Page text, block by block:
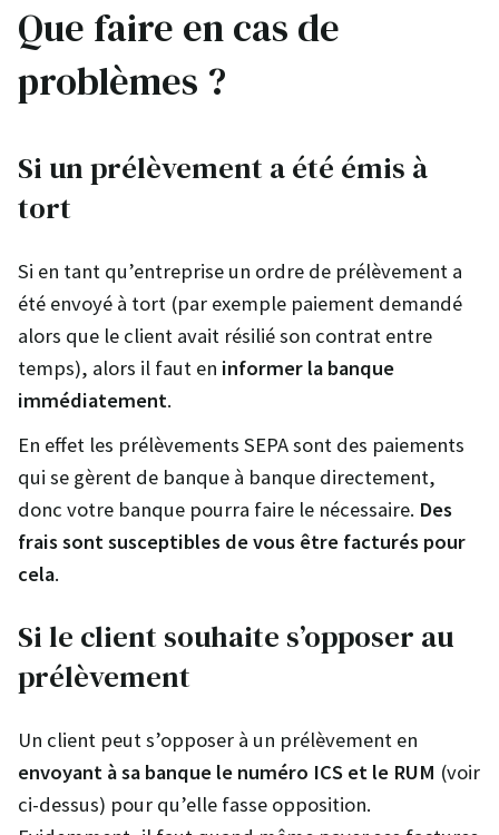
Que faire en cas de
problèmes ?
Si un prélèvement a été émis à
tort
Si en tant qu’entreprise un ordre de prélèvement a
été envoyé à tort (par exemple paiement demandé
alors que le client avait résilié son contrat entre
temps), alors il faut en informer la banque
immédiatement.
En effet les prélèvements SEPA sont des paiements
qui se gèrent de banque à banque directement,
donc votre banque pourra faire le nécessaire. Des
frais sont susceptibles de vous être facturés pour
cela.
Si le client souhaite s’opposer au
prélèvement
Un client peut s’opposer à un prélèvement en
envoyant à sa banque le numéro ICS et le RUM (voir
ci-dessus) pour qu’elle fasse opposition.